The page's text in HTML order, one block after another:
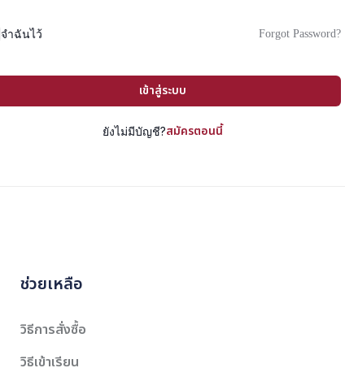
จำฉันไว้ Forgot Password?
เข้าสู่ระบบ
ยังไม่มีบัญชี?สมัครตอนนี้
ช่วยเหลือ
วิธีการสั่งซื้อ
วิธีเข้าเรียน